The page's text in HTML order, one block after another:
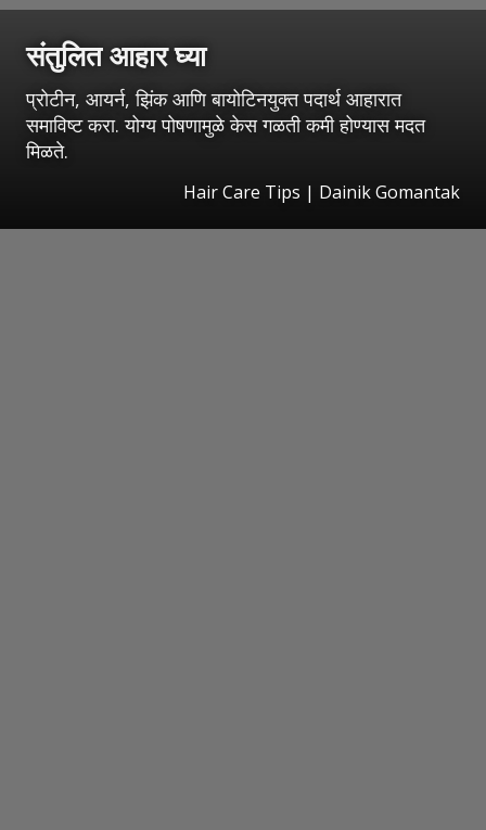
संतुलित आहार घ्या
प्रोटीन, आयर्न, झिंक आणि बायोटिनयुक्त पदार्थ आहारात
समाविष्ट करा. योग्य पोषणामुळे केस गळती कमी होण्यास मदत
मिळते.
Hair Care Tips | Dainik Gomantak